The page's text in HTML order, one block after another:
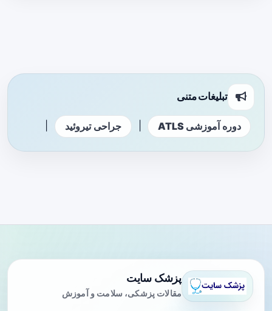
تبلیغات متنی
دوره آموزشی ATLS جراحی تیروئید
پزشک سایت
مقالات پزشکی، سلامت و آموزش